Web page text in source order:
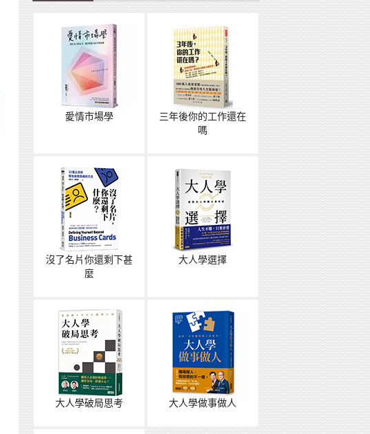
愛情市場學
三年後你的工作還在
嗎
沒了名片你還剩下甚
麼
大人學選擇
大人學破局思考 大人學做事做人